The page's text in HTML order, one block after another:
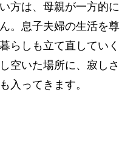
方は、母親が一方的に
。息子夫婦の生活を尊
らしも立て直していく
空いた場所に、寂しさ
入ってきます。